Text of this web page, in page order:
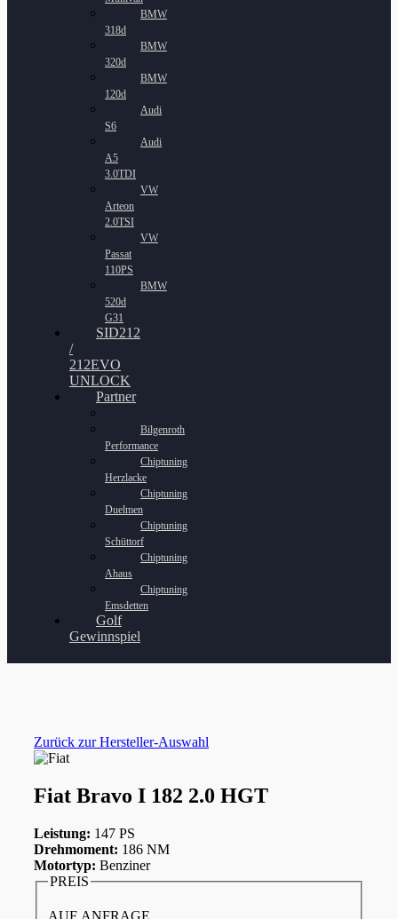
BMW
318d
BMW
320d
BMW
120d
Audi
S6
Audi
A5
3.0TDI
VW
Arteon
2.0TSI
VW
Passat
110PS
BMW
520d
G31
SID212
/
212EVO
UNLOCK
Partner
Bilgenroth
Performance
Chiptuning
Herzlacke
Chiptuning
Duelmen
Chiptuning
Schüttorf
Chiptuning
Ahaus
Chiptuning
Emsdetten
Golf
Gewinnspiel
Zurück zur Hersteller-Auswahl
Fiat Bravo I 182 2.0 HGT
Leistung: 147 PS
Drehmoment: 186 NM
Motortyp: Benziner
PREIS